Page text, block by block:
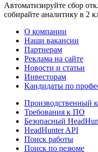
Автоматизируйте сбор
собирайте аналитику в 2
О компании
Наши вакансии
Партнерам
Реклама на сайте
Новости и статьи
Инвесторам
Кандидаты по
Производственный
Требования к ПО
Безопасный
HeadHunter API
Поиск работы
Поиск по резюме